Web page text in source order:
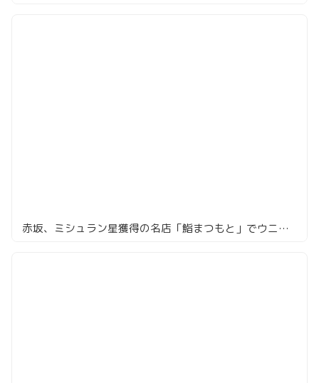
赤坂、ミシュラン星獲得の名店「鮨まつもと」でウニ多めの絶品寿司ランチ体験